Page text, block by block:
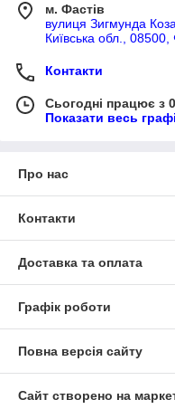
м. Фастів
вулиця Зигмунда
Київська обл., 08500,
Контакти
Сьогодні працює з
Показати весь
Про нас
Контакти
Доставка та оплата
Графік роботи
Повна версія сайту
Сайт створено на